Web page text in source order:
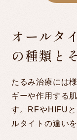
オールタ
の種類と
たるみ治療には
ギーや作用する
す。RFやHIFU
ルタイトの違い